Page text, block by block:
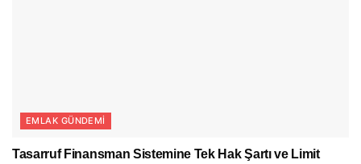
EMLAK GÜNDEMI
Tasarruf Finansman Sistemine Tek Hak Şartı ve Limit